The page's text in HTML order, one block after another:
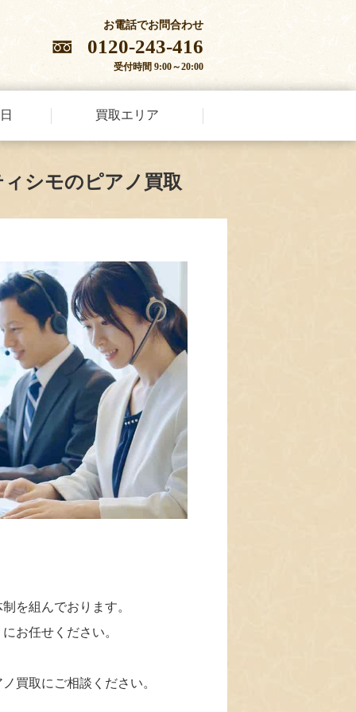
お電話でお問合わせ
0120-243-416
受付時間 9:00～20:00
買取エリア
シモのピアノ買取
を組んでおります。
お任せください。
買取にご相談ください。